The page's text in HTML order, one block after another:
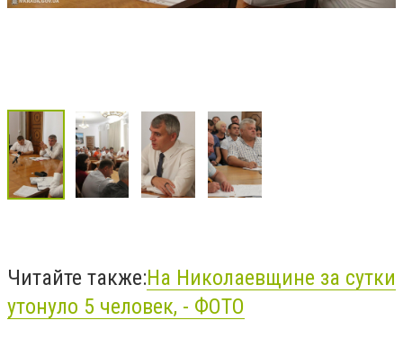
Читайте также:На Николаевщине за сутки
утонуло 5 человек, - ФОТО